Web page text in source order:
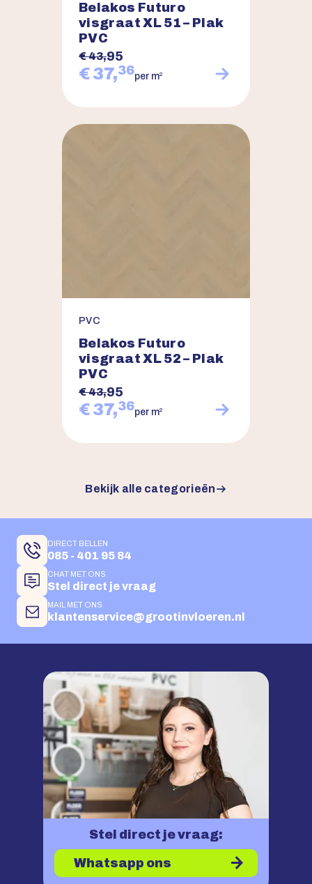
Belakos Futuro
visgraat XL 51 – Plak
PVC
€ 43,95
€ 37,36per m2
PVC
Belakos Futuro
visgraat XL 52 – Plak
PVC
€ 43,95
€ 37,36per m2
Bekijk alle categorieën
DIRECT BELLEN
085 - 401 95 84
CHAT MET ONS
Stel direct je vraag
MAIL MET ONS
klantenservice@grootinvloeren.nl
Stel direct je vraag:
Whatsapp ons